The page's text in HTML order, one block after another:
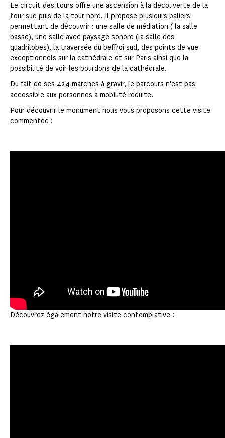
Le circuit des tours offre une ascension à la découverte de la
tour sud puis de la tour nord. Il propose plusieurs paliers
permettant de découvrir : une salle de médiation ( la salle
basse), une salle avec paysage sonore (la salle des
quadrilobes), la traversée du beffroi sud, des points de vue
exceptionnels sur la cathédrale et sur Paris ainsi que la
possibilité de voir les bourdons de la cathédrale.
Du fait de ses 424 marches à gravir, le parcours n'est pas
accessible aux personnes à mobilité réduite.
Pour découvrir le monument nous vous proposons cette visite
commentée :
Découvrez également notre visite contemplative :